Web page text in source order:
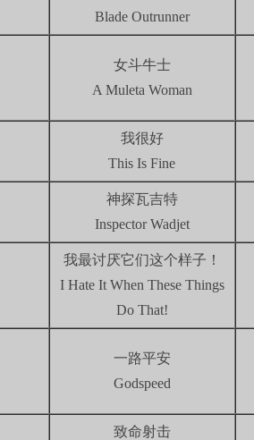
Blade Outrunner
女斗牛士
A Muleta Woman
我很好
This Is Fine
神探瓦吉特
Inspector Wadjet
我最讨厌它们这个样子！
I Hate It When These Things
Do That!
一路平安
Godspeed
致命射击